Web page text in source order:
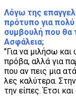
Λόγω της
πρότυπο για πολύ
συμβουλή που θα
Ασφάλεια;
"Για να μιλήσω και
πρόβα, αλλά για
που αν πεις μια
λες καλύτερα.
την είπες. Έτσι